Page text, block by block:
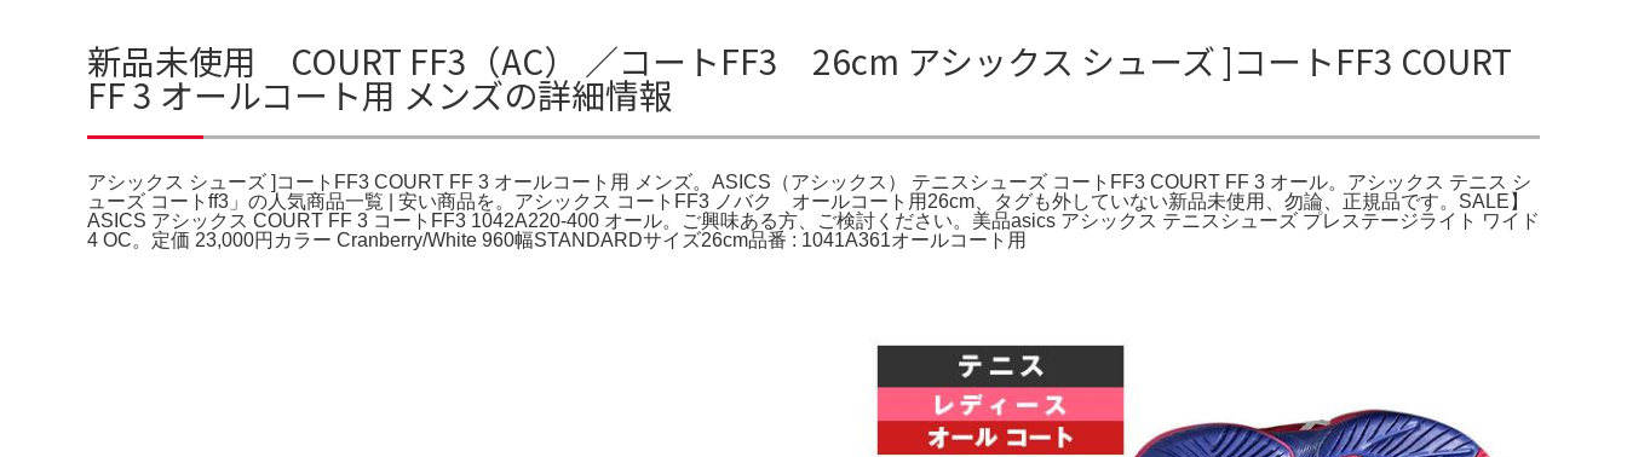
新品未使用 COURT FF3（AC） ／コートFF3 26cm アシックス シューズ ]コートFF3 COURT
FF 3 オールコート用 メンズの詳細情報
アシックス シューズ ]コートFF3 COURT FF 3 オールコート用 メンズ。ASICS（アシックス） テニスシューズ コートFF3 COURT FF 3 オール。アシックス テニス シ
ューズ コートff3」の人気商品一覧 | 安い商品を。アシックス コートFF3 ノバク オールコート用26cm、タグも外していない新品未使用、勿論、正規品です。SALE】
ASICS アシックス COURT FF 3 コートFF3 1042A220-400 オール。ご興味ある方、ご検討ください。美品asics アシックス テニスシューズ プレステージライト ワイド
4 OC。定価 23,000円カラー Cranberry/White 960幅STANDARDサイズ26cm品番 : 1041A361オールコート用